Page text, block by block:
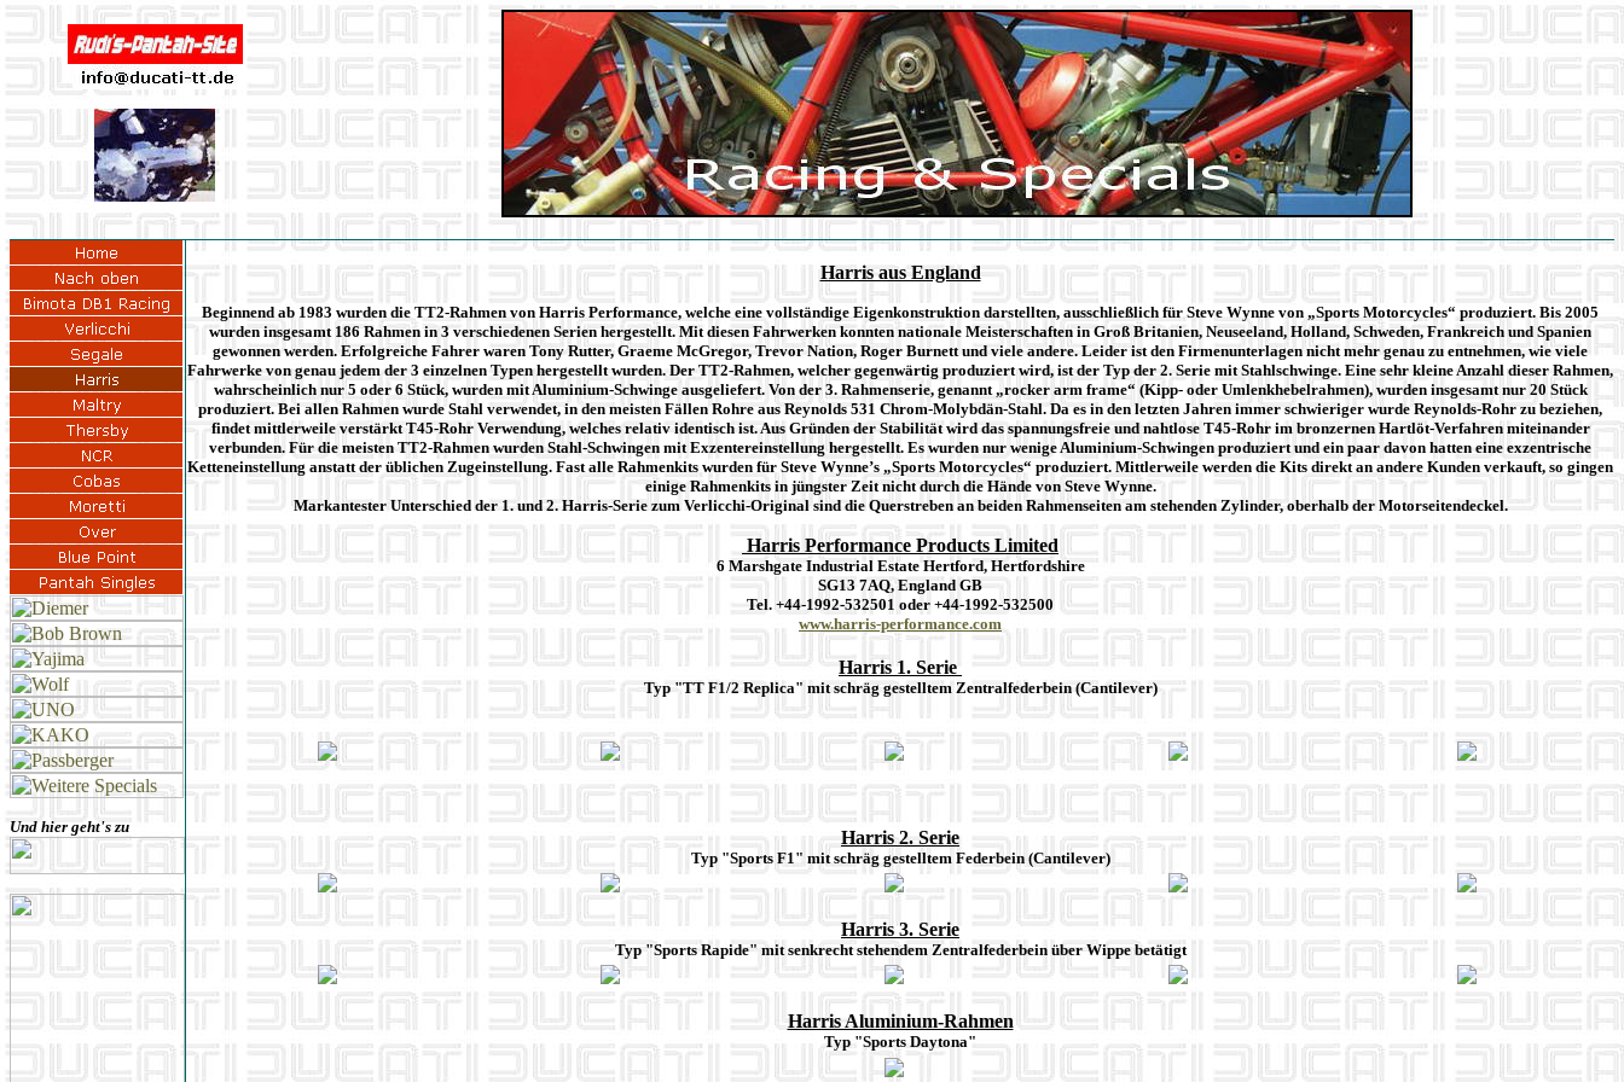
Und hier geht's zu
Harris aus England
Beginnend ab 1983 wurden die TT2-Rahmen von Harris Performance, welche eine vollständige Eigenkonstruktion darstellten, ausschließlich für Steve Wynne von „Sports Motorcycles“ produziert. Bis 2005
wurden insgesamt 186 Rahmen in 3 verschiedenen Serien hergestellt. Mit diesen Fahrwerken konnten nationale Meisterschaften in Groß Britanien, Neuseeland, Holland, Schweden, Frankreich und Spanien
gewonnen werden. Erfolgreiche Fahrer waren Tony Rutter, Graeme McGregor, Trevor Nation, Roger Burnett und viele andere. Leider ist den Firmenunterlagen nicht mehr genau zu entnehmen, wie viele
Fahrwerke von genau jedem der 3 einzelnen Typen hergestellt wurden. Der TT2-Rahmen, welcher gegenwärtig produziert wird, ist der Typ der 2. Serie mit Stahlschwinge. Eine sehr kleine Anzahl dieser Rahmen,
wahrscheinlich nur 5 oder 6 Stück, wurden mit Aluminium-Schwinge ausgeliefert. Von der 3. Rahmenserie, genannt „rocker arm frame“ (Kipp- oder Umlenkhebelrahmen), wurden insgesamt nur 20 Stück
produziert. Bei allen Rahmen wurde Stahl verwendet, in den meisten Fällen Rohre aus Reynolds 531 Chrom-Molybdän-Stahl. Da es in den letzten Jahren immer schwieriger wurde Reynolds-Rohr zu beziehen,
findet mittlerweile verstärkt T45-Rohr Verwendung, welches relativ identisch ist. Aus Gründen der Stabilität wird das spannungsfreie und nahtlose T45-Rohr im bronzernen Hartlöt-Verfahren miteinander
verbunden. Für die meisten TT2-Rahmen wurden Stahl-Schwingen mit Exzentereinstellung hergestellt. Es wurden nur wenige Aluminium-Schwingen produziert und ein paar davon hatten eine exzentrische
Ketteneinstellung anstatt der üblichen Zugeinstellung. Fast alle Rahmenkits wurden für Steve Wynne’s „Sports Motorcycles“ produziert. Mittlerweile werden die Kits direkt an andere Kunden verkauft, so gingen
einige Rahmenkits in jüngster Zeit nicht durch die Hände von Steve Wynne.
Markantester Unterschied der 1. und 2. Harris-Serie zum Verlicchi-Original sind die Querstreben an beiden Rahmenseiten am stehenden Zylinder, oberhalb der Motorseitendeckel.
Harris Performance Products Limited
6 Marshgate Industrial Estate Hertford, Hertfordshire
SG13 7AQ, England GB
Tel. +44-1992-532501 oder +44-1992-532500
www.harris-performance.com
Harris 1. Serie
Typ "TT F1/2 Replica" mit schräg gestelltem Zentralfederbein (Cantilever)
Harris 2. Serie
Typ "Sports F1" mit schräg gestelltem Federbein (Cantilever)
Harris 3. Serie
Typ "Sports Rapide" mit senkrecht stehendem Zentralfederbein über Wippe betätigt
Harris Aluminium-Rahmen
Typ "Sports Daytona"